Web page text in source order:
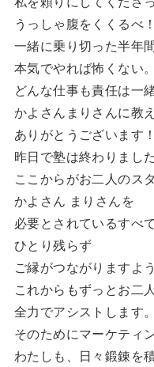
うっしゃ腹をくくるべ
一緒に乗り切った半年
本気でやれば怖くない。
どんな仕事も責任は一
かよさんまりさんに教
ありがとうございます！
昨日で塾は終わりました
ここからがお二人のス
かよさん まりさんを
必要とされているすべ
ひとり残らず
ご縁がつながりますよ
これからもずっとお二
全力でアシストします。
そのためにマーケティ
わたしも、日々鍛錬を